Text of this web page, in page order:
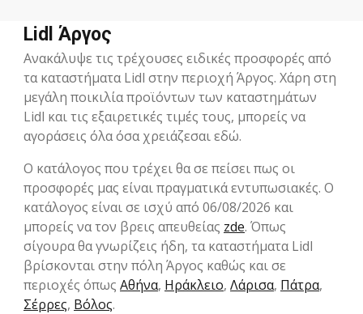
Lidl Άργος
Ανακάλυψε τις τρέχουσες ειδικές προσφορές από
τα καταστήματα Lidl στην περιοχή Άργος. Χάρη στη
μεγάλη ποικιλία προϊόντων των καταστημάτων
Lidl και τις εξαιρετικές τιμές τους, μπορείς να
αγοράσεις όλα όσα χρειάζεσαι εδώ.
Ο κατάλογος που τρέχει θα σε πείσει πως οι
προσφορές μας είναι πραγματικά εντυπωσιακές. Ο
κατάλογος είναι σε ισχύ από 06/08/2026 και
μπορείς να τον βρεις απευθείας zde. Όπως
σίγουρα θα γνωρίζεις ήδη, τα καταστήματα Lidl
βρίσκονται στην πόλη Άργος καθώς και σε
περιοχές όπως Αθήνα, Ηράκλειο, Λάρισα, Πάτρα,
Σέρρες, Βόλος.